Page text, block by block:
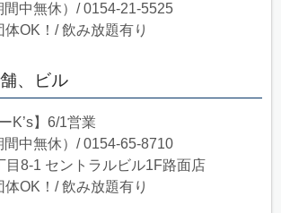
間中無休）/ 0154-21-5525
OK！/ 飲み放題有り
、ビル
K’s】6/1営業
間中無休）/ 0154-65-8710
目8-1 セントラルビル1F路面店
OK！/ 飲み放題有り